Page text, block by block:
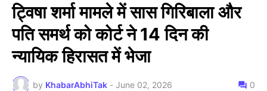
ट्विषा शर्मा मामले में सास गिरिबाला और
पति समर्थ को कोर्ट ने 14 दिन की
न्यायिक हिरासत में भेजा
by KhabarAbhiTak - June 02, 2026 0